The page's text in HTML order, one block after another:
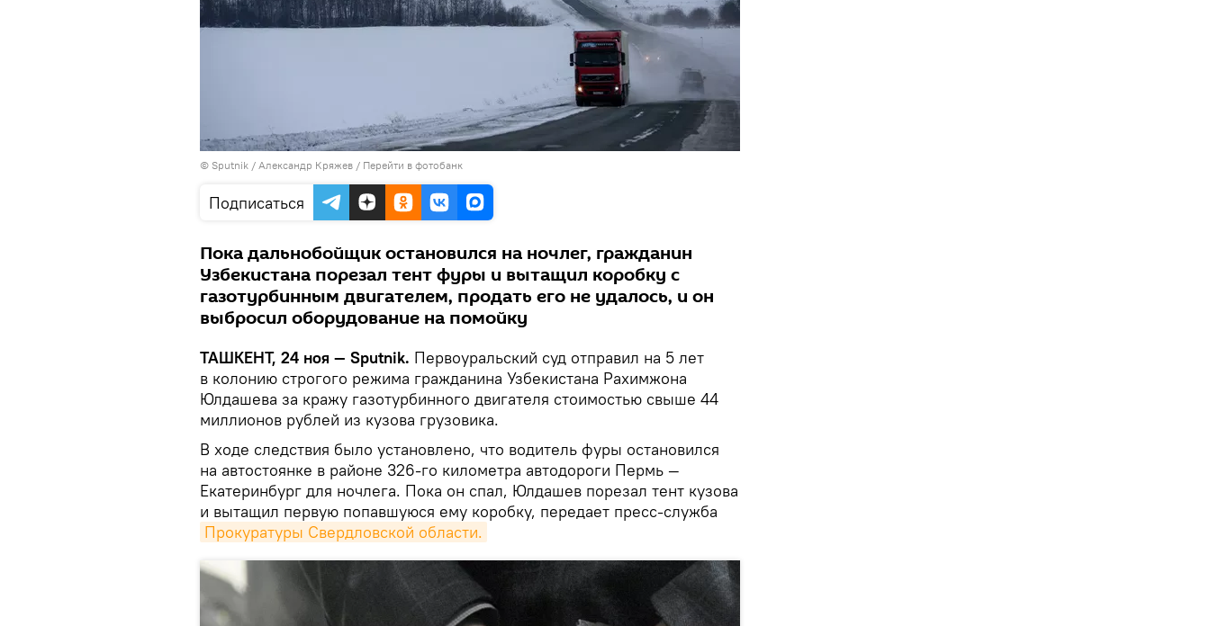
© Sputnik / Александр Кряжев / Перейти в фотобанк
Подписаться
Пока дальнобойщик остановился на ночлег, гражданин
Узбекистана порезал тент фуры и вытащил коробку с
газотурбинным двигателем, продать его не удалось, и он
выбросил оборудование на помойку
ТАШКЕНТ, 24 ноя — Sputnik. Первоуральский суд отправил на 5 лет
в колонию строгого режима гражданина Узбекистана Рахимжона
Юлдашева за кражу газотурбинного двигателя стоимостью свыше 44
миллионов рублей из кузова грузовика.
В ходе следствия было установлено, что водитель фуры остановился
на автостоянке в районе 326-го километра автодороги Пермь —
Екатеринбург для ночлега. Пока он спал, Юлдашев порезал тент кузова
и вытащил первую попавшуюся ему коробку, передает пресс-служба
Прокуратуры Свердловской области.